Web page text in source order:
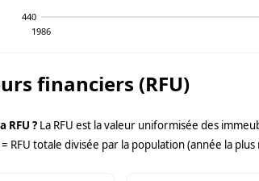
440
1986
financiers (RFU)
RFU ? La RFU est la valeur uniformisée des
= RFU totale divisée par la population (année la